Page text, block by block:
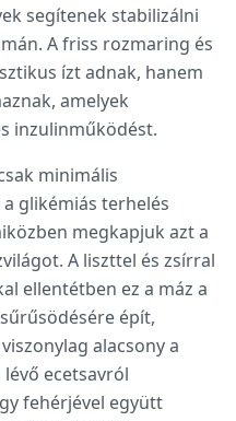
segítenek stabilizálni
A friss rozmaring és
ízt adnak, hanem
amelyek
inzulinműködést.
minimális
glikémiás terhelés
megkapjuk azt a
A liszttel és zsírral
ellentétben ez a máz a
épít,
alacsony a
ecetsavról
fehérjével együtt